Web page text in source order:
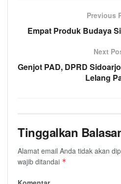
Previous
Empat Produk Budaya
Next
Genjot PAD, DPRD
Lelang
Tinggalkan
Alamat email Anda tidak akan
wajib ditandai *